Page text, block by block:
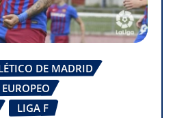
DE MADRID
LIGA F